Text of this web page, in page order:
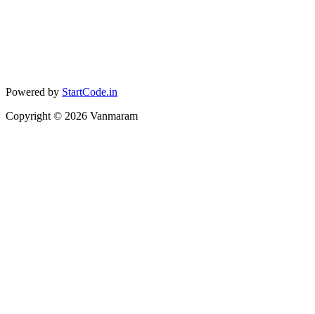
Powered by StartCode.in
Copyright © 2026 Vanmaram